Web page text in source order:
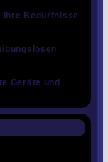
Ihre Bedürfnisse
Geräte und